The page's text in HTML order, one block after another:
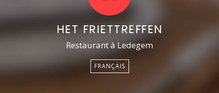
HET FRIETTREFFEN
Restaurant à Ledegem
FRANÇAIS